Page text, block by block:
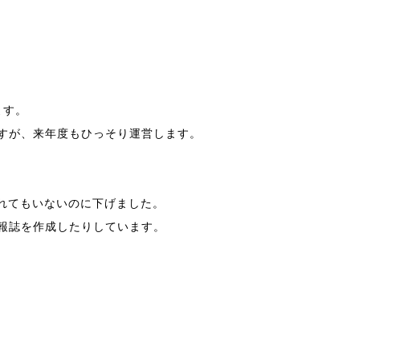
。
、来年度もひっそり運営します。
もいないのに下げました。
を作成したりしています。